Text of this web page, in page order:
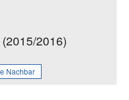
2016)
Nachbar